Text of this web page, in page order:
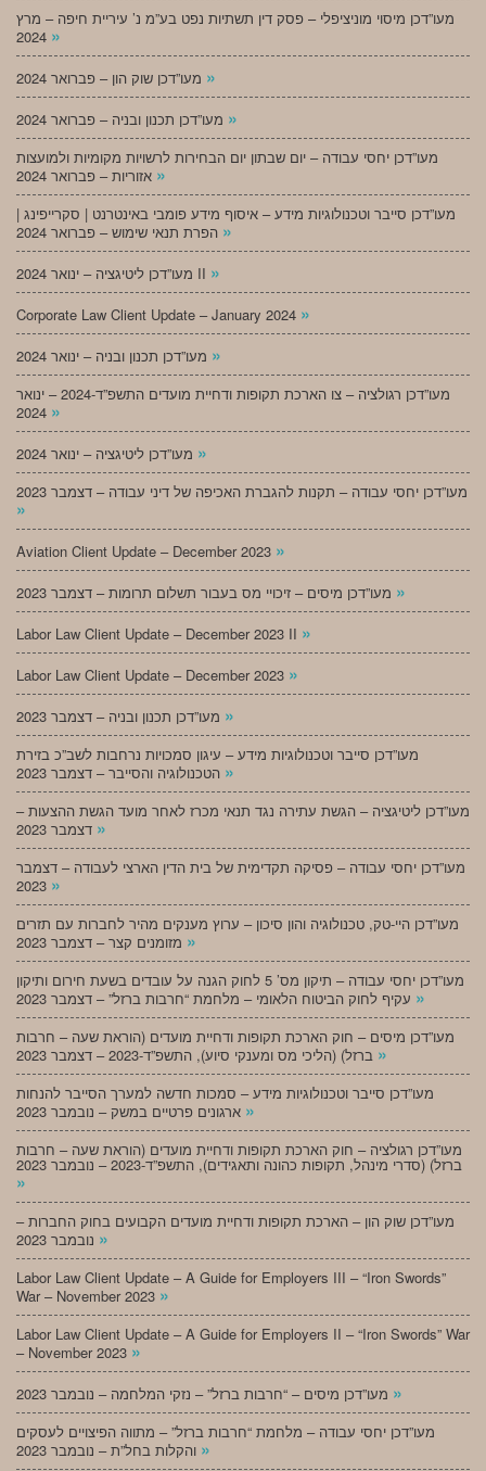
מעו”דכן מיסוי מוניציפלי – פסק דין תשתיות נפט בע”מ נ’ עיריית חיפה – מרץ
»
»
»
מעו”דכן יחסי עבודה – יום שבתון יום הבחירות לרשויות מקומיות ולמועצות
»
מעו”דכן סייבר וטכנולוגיות מידע – איסוף מידע פומבי באינטרנט | סקרייפינג |
»
מעו”דכן ליטיגציה – ינואר 2024 II »
Corporate Law Client Update – January 2024 »
»
מעו”דכן רגולציה – צו הארכת תקופות ודחיית מועדים התשפ”ד-2024 – ינואר
»
»
מעו”דכן יחסי עבודה – תקנות להגברת האכיפה של דיני עבודה – דצמבר 2023
»
Aviation Client Update – December 2023 »
»
Labor Law Client Update – December 2023 II »
Labor Law Client Update – December 2023 »
»
מעו”דכן סייבר וטכנולוגיות מידע – עיגון סמכויות נרחבות לשב”כ בזירת
»
מעו”דכן ליטיגציה – הגשת עתירה נגד תנאי מכרז לאחר מועד הגשת ההצעות –
»
מעו”דכן יחסי עבודה – פסיקה תקדימית של בית הדין הארצי לעבודה – דצמבר
»
מעו”דכן היי-טק, טכנולוגיה והון סיכון – ערוץ מענקים מהיר לחברות עם תזרים
»
מעו”דכן יחסי עבודה – תיקון מס’ 5 לחוק הגנה על עובדים בשעת חירום ותיקון
»
מעו”דכן מיסים – חוק הארכת תקופות ודחיית מועדים (הוראת שעה – חרבות
»
מעו”דכן סייבר וטכנולוגיות מידע – סמכות חדשה למערך הסייבר להנחות
»
מעו”דכן רגולציה – חוק הארכת תקופות ודחיית מועדים (הוראת שעה – חרבות
ברזל) (סדרי מינהל, תקופות כהונה ותאגידים), התשפ”ד-2023 – נובמבר 2023
»
מעו”דכן שוק הון – הארכת תקופות ודחיית מועדים הקבועים בחוק החברות –
»
Labor Law Client Update – A Guide for Employers III – “Iron Swords”
War – November 2023 »
Labor Law Client Update – A Guide for Employers II – “Iron Swords” War
– November 2023 »
»
מעו”דכן יחסי עבודה – מלחמת “חרבות ברזל” – מתווה הפיצויים לעסקים
»